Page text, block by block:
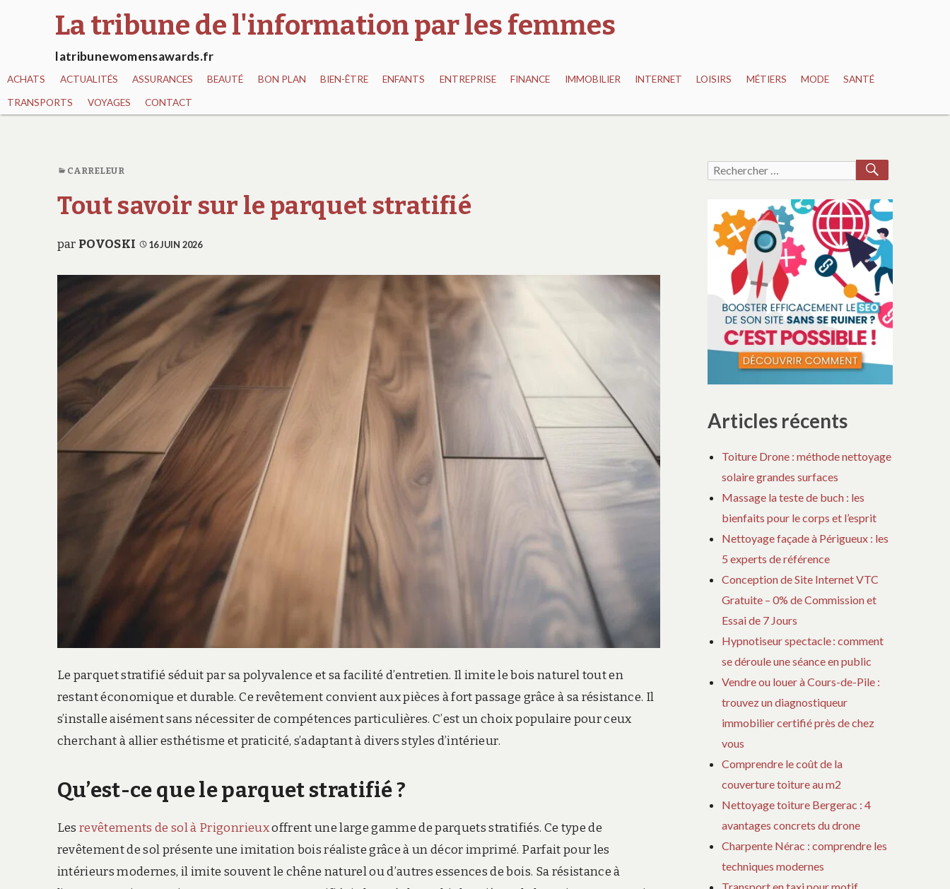
La tribune de l'information par les femmes
latribunewomensawards.fr
ACHATS ACTUALITÉS ASSURANCES BEAUTÉ BON PLAN BIEN-ÊTRE ENFANTS ENTREPRISE FINANCE IMMOBILIER INTERNET LOISIRS MÉTIERS MODE SANTÉ
TRANSPORTS VOYAGES CONTACT
CARRELEUR
Tout savoir sur le parquet stratifié
par POVOSKI 16 JUIN 2026
Le parquet stratifié séduit par sa polyvalence et sa facilité d’entretien. Il imite le bois naturel tout en
restant économique et durable. Ce revêtement convient aux pièces à fort passage grâce à sa résistance. Il
s’installe aisément sans nécessiter de compétences particulières. C’est un choix populaire pour ceux
cherchant à allier esthétisme et praticité, s’adaptant à divers styles d’intérieur.
Qu’est-ce que le parquet stratifié ?
Les revêtements de sol à Prigonrieuxoffrent une large gamme de parquets stratifiés. Ce type de
revêtement de sol présente une imitation bois réaliste grâce à un décor imprimé. Parfait pour les
intérieurs modernes, il imite souvent le chêne naturel ou d’autres essences de bois. Sa résistance à
Recherche
Articles récents
Toiture Drone : méthode nettoyage
solaire grandes surfaces
Massage la teste de buch : les
bienfaits pour le corps et l’esprit
Nettoyage façade à Périgueux : les
5 experts de référence
Conception de Site Internet VTC
Gratuite – 0% de Commission et
Essai de 7 Jours
Hypnotiseur spectacle : comment
se déroule une séance en public
Vendre ou louer à Cours-de-Pile :
trouvez un diagnostiqueur
immobilier certifié près de chez
vous
Comprendre le coût de la
couverture toiture au m2
Nettoyage toiture Bergerac : 4
avantages concrets du drone
Charpente Nérac : comprendre les
techniques modernes